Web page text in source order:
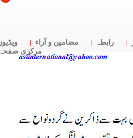
رابطہ مضامین و آراء
ویڈیوز
مرکزی صفحہ